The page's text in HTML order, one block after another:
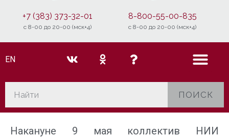
+7 (383) 373-32-01
c 8-00 до 20-00 (мск+4)
8-800-55-00-835
c 8-00 до 20-00 (мск+4)
EN
ПОИСК
Накануне 9 мая коллектив НИИ